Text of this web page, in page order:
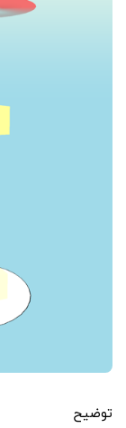
توضیح